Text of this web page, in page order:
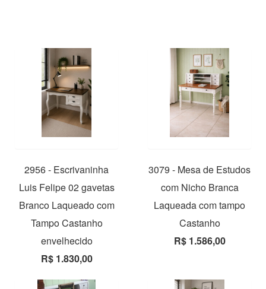
2956 - Escrivaninha
Luis Felipe 02 gavetas
Branco Laqueado com
Tampo Castanho
envelhecido
R$ 1.830,00
3079 - Mesa de Estudos
com Nicho Branca
Laqueada com tampo
Castanho
R$ 1.586,00